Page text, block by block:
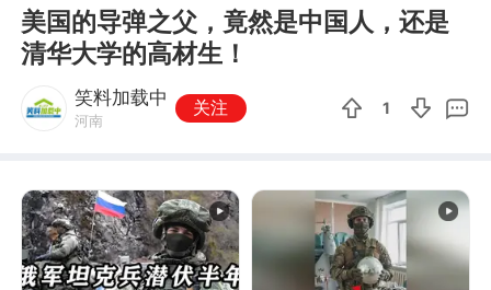
美国的导弹之父，竟然是中国人，还是
清华大学的高材生！
笑料加载中
河南
关注 1